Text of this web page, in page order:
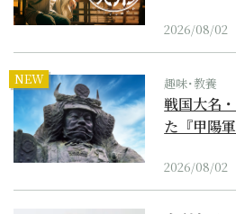
2026/08/02
NEW 趣味･教養
戦国大名
た『甲陽
2026/08/02